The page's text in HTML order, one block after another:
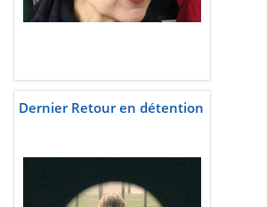
Dernier Retour en détention